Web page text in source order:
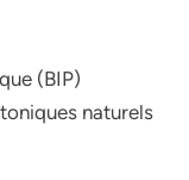
(BIP)
naturels